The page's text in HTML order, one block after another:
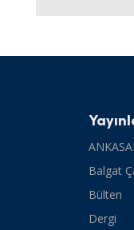
Balgat
Bülten
Dergi